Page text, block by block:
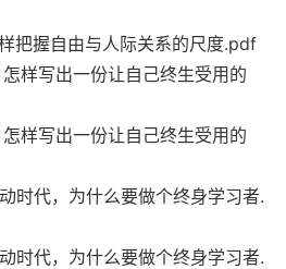
把握自由与人际关系的尺度.pdf
样写出一份让自己终生受用的
样写出一份让自己终生受用的
时代，为什么要做个终身学习者.
时代，为什么要做个终身学习者.